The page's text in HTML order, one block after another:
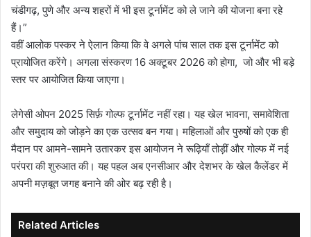
चंडीगढ़, पुणे और अन्य शहरों में भी इस टूर्नामेंट को ले जाने की योजना बना रहे
हैं।”
वहीं आलोक पस्‍कर ने ऐलान किया कि वे अगले पांच साल तक इस टूर्नामेंट को
प्रायोजित करेंगे। अगला संस्करण 16 अक्टूबर 2026 को होगा, जो और भी बड़े
स्तर पर आयोजित किया जाएगा।
लेगेसी ओपन 2025 सिर्फ़ गोल्फ टूर्नामेंट नहीं रहा। यह खेल भावना, समावेशिता
और समुदाय को जोड़ने का एक उत्सव बन गया। महिलाओं और पुरुषों को एक ही
मैदान पर आमने-सामने उतारकर इस आयोजन ने रूढ़ियाँ तोड़ीं और गोल्फ में नई
परंपरा की शुरुआत की। यह पहल अब एनसीआर और देशभर के खेल कैलेंडर में
अपनी मज़बूत जगह बनाने की ओर बढ़ रही है।
Related Articles